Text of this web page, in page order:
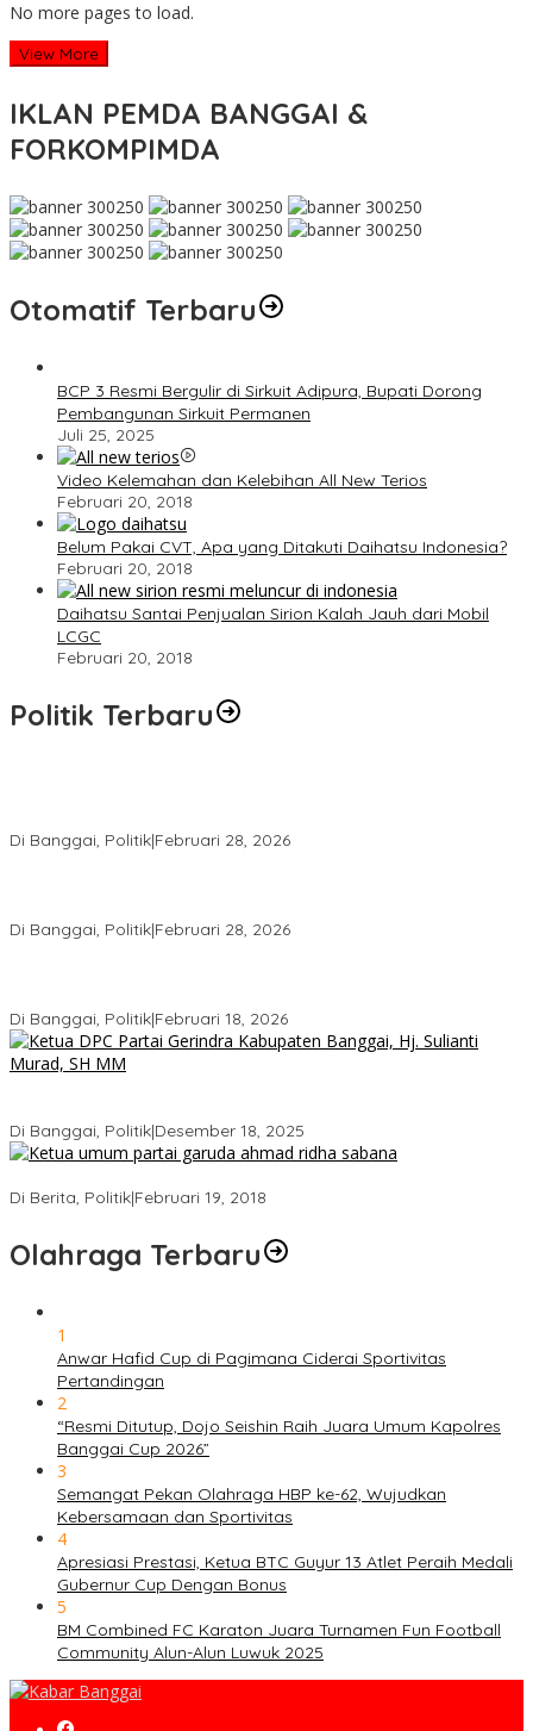
No more pages to load.
View More
IKLAN PEMDA BANGGAI &
FORKOMPIMDA
Otomatif Terbaru
BCP 3 Resmi Bergulir di Sirkuit Adipura, Bupati Dorong
Pembangunan Sirkuit Permanen
Juli 25, 2025
Video Kelemahan dan Kelebihan All New Terios
Februari 20, 2018
Belum Pakai CVT, Apa yang Ditakuti Daihatsu Indonesia?
Februari 20, 2018
Daihatsu Santai Penjualan Sirion Kalah Jauh dari Mobil
LCGC
Februari 20, 2018
Politik Terbaru
Di Banggai, Politik|Februari 28, 2026
Di Banggai, Politik|Februari 28, 2026
Di Banggai, Politik|Februari 18, 2026
Di Banggai, Politik|Desember 18, 2025
Di Berita, Politik|Februari 19, 2018
Olahraga Terbaru
1
Anwar Hafid Cup di Pagimana Ciderai Sportivitas
Pertandingan
2
“Resmi Ditutup, Dojo Seishin Raih Juara Umum Kapolres
Banggai Cup 2026”
3
Semangat Pekan Olahraga HBP ke-62, Wujudkan
Kebersamaan dan Sportivitas
4
Apresiasi Prestasi, Ketua BTC Guyur 13 Atlet Peraih Medali
Gubernur Cup Dengan Bonus
5
BM Combined FC Karaton Juara Turnamen Fun Football
Community Alun-Alun Luwuk 2025